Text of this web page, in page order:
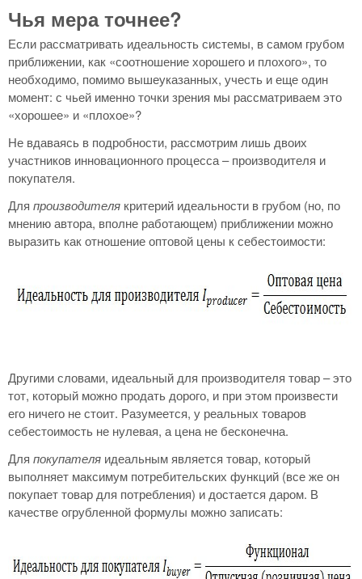
Чья мера точнее?
Если рассматривать идеальность системы, в самом грубом
приближении, как «соотношение хорошего и плохого», то
необходимо, помимо вышеуказанных, учесть и еще один
момент: с чьей именно точки зрения мы рассматриваем это
«хорошее» и «плохое»?
Не вдаваясь в подробности, рассмотрим лишь двоих
участников инновационного процесса – производителя и
покупателя.
Для производителя критерий идеальности в грубом (но, по
мнению автора, вполне работающем) приближении можно
выразить как отношение оптовой цены к себестоимости:
Другими словами, идеальный для производителя товар – это
тот, который можно продать дорого, и при этом произвести
его ничего не стоит. Разумеется, у реальных товаров
себестоимость не нулевая, а цена не бесконечна.
Для покупателя идеальным является товар, который
выполняет максимум потребительских функций (все же он
покупает товар для потребления) и достается даром. В
качестве огрубленной формулы можно записать: